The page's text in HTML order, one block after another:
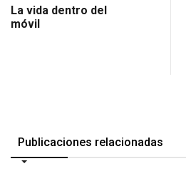
La vida dentro del
móvil
Publicaciones relacionadas